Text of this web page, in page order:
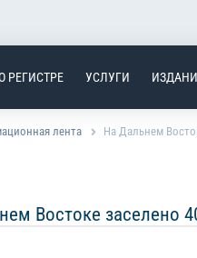
РЕГИСТРЕ УСЛУГИ
лента На Дальнем
Востоке заселено